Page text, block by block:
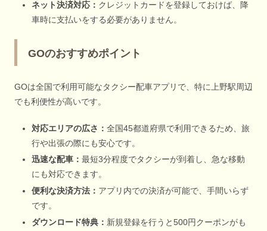
ネット決済対応： クレジットカードを登録しておけば、降
車時に支払いをする必要がありません。
GOのおすすめポイント
GOは全国で利用可能なタクシー配車アプリで、特に上野駅周辺
でも利便性が高いです。
対応エリアの広さ： 全国45都道府県で利用できるため、旅
行や出張の際にも安心です。
迅速な配車： 最短3分程度でタクシーが到着し、急な移動
にも対応できます。
便利な決済方法： アプリ内での決済が可能で、手間いらず
です。
ダウンロード特典： 新規登録を行うと500円クーポンがも